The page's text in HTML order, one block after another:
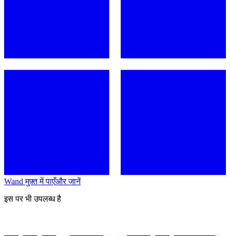
Wand मुफ़्त में पाएँऔर जानें
इस पर भी उपलब्ध है